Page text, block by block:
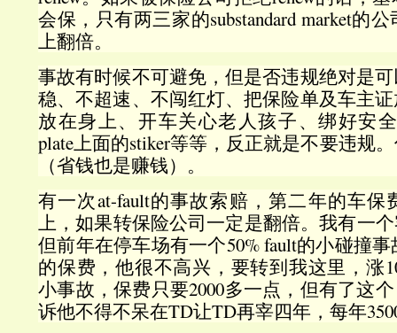
会保，只有两三家的substandard market的
上翻倍。
事故有时候不可避免，但是否违规绝对是
稳、不超速、不闯红灯、把保险单及车主
放在身上、开车关心老人孩子、绑好安
plate上面的stiker等等，反正就是不要违规
（省钱也是赚钱）。
有一次at-fault的事故索赔，第二年的车保
上，如果转保险公司一定是翻倍。我有一
但前年在停车场有一个50% fault的小碰撞
的保费，他很不高兴，要转到我这里，涨
小事故，保费只要2000多一点，但有了这
诉他不得不呆在TD让TD再宰四年，每年